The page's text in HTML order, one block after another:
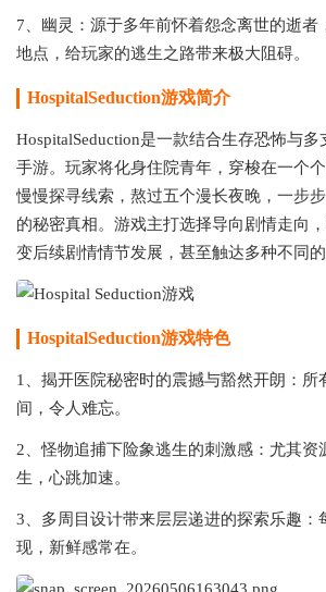
7、幽灵：源于多年前怀着怨念离世的逝者
地点，给玩家的逃生之路带来极大阻碍。
HospitalSeduction游戏简介
HospitalSeduction是一款结合生存恐怖与
手游。玩家将化身住院青年，穿梭在一个
慢慢探寻线索，熬过五个漫长夜晚，一步
的秘密真相。游戏主打选择导向剧情走向
变后续剧情情节发展，甚至触达多种不同的
HospitalSeduction游戏特色
1、揭开医院秘密时的震撼与豁然开朗：所
间，令人难忘。
2、怪物追捕下险象逃生的刺激感：尤其资
生，心跳加速。
3、多周目设计带来层层递进的探索乐趣：
现，新鲜感常在。